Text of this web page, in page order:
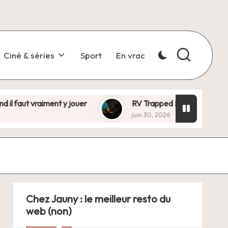
Ciné & séries Sport En vrac
vraiment y jouer RV Trapped Inside ?, escape
juin 30, 2026
Chez Jauny : le meilleur resto du
web (non)